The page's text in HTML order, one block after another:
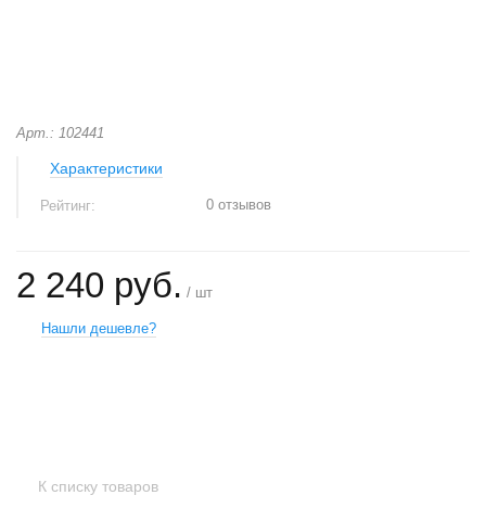
Арт.: 102441
Характеристики
Рейтинг: 0 отзывов
2 240 руб. / шт
Нашли дешевле?
К списку товаров